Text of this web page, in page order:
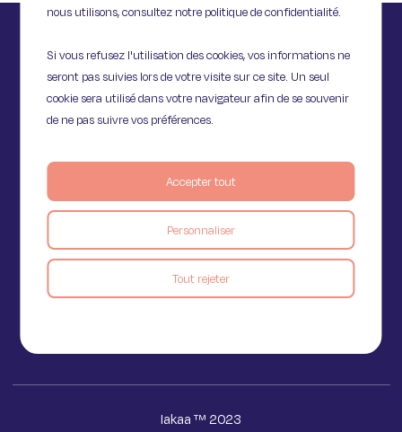
nous utilisons, consultez notre politique de confidentialité.
Si vous refusez l'utilisation des cookies, vos informations ne
seront pas suivies lors de votre visite sur ce site. Un seul
cookie sera utilisé dans votre navigateur afin de se souvenir
de ne pas suivre vos préférences.
Personnaliser
Tout rejeter
Accepter tout
11 Rue de Provence,
75009 Paris
Voir le blog
Iakaa ™ 2023